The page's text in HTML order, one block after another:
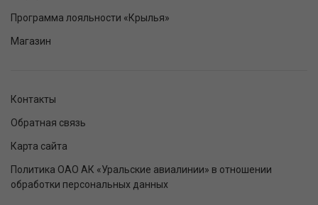
Программа лояльности «Крылья»
Магазин
Контакты
Обратная связь
Карта сайта
Политика ОАО АК «Уральские авиалинии» в отношении
обработки персональных данных